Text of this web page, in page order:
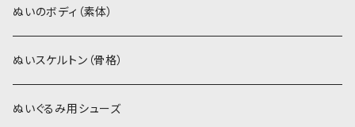
ぬいトリコット
スキンカラー生地
カーリーベルボア
スキンカラー系
白系
ぬいトリコット
スキンカラー系
白系
アイロン接着シート
ステッチカラー
ミニワッペン
ぬいのボディ（素体）
ぬいスケルトン（骨格）
ぬいぐるみ用シューズ